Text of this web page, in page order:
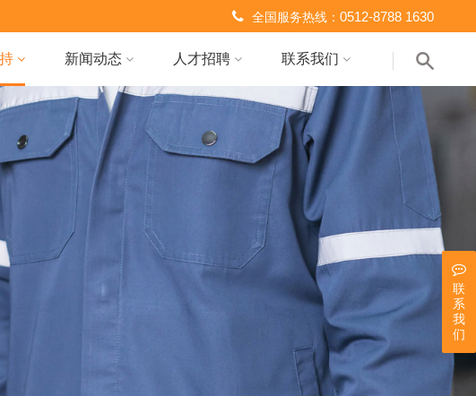
全国服务热线： 0512-8788 1630
新闻动态 人才招聘 联系我们
联
系
我
们